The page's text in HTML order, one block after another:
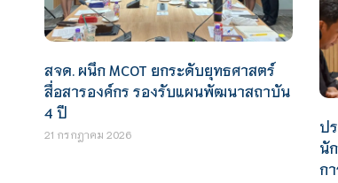
สจด. ผนึก MCOT ยกระดับยุทธศาสตร์
สื่อสารองค์กร รองรับแผนพัฒนาสถาบัน
4 ปี
21 กรกฎาคม 2026
ป
นั
ก